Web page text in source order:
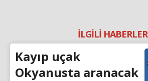
İLGİLİ HABERLER
Kayıp uçak
Okyanusta aranacak